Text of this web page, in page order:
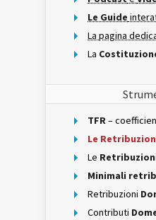
Le Guide
La pagina
La
TFR–
Le
Le
Minimali
Retribuzioni
Contributi